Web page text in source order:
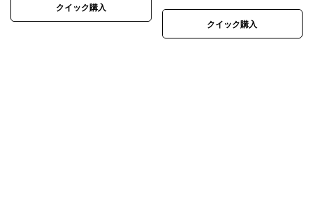
クイック購入
クイック購入